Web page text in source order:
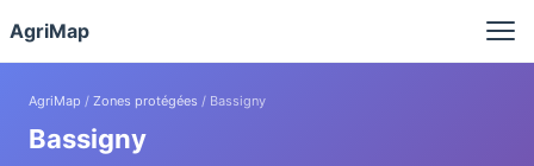
AgriMap
AgriMap / Zones protégées / Bassigny
Bassigny